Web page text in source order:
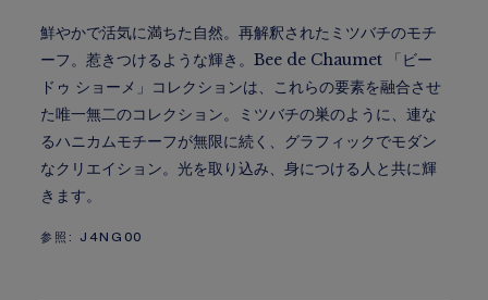
鮮やかで活気に満ちた自然。再解釈されたミツバチのモチ
ーフ。惹きつけるような輝き。Bee de Chaumet 「ビー
ドゥ ショーメ」コレクションは、これらの要素を融合させ
た唯一無二のコレクション。ミツバチの巣のように、連な
るハニカムモチーフが無限に続く、グラフィックでモダン
なクリエイション。光を取り込み、身につける人と共に輝
きます。
参照: J4NG00